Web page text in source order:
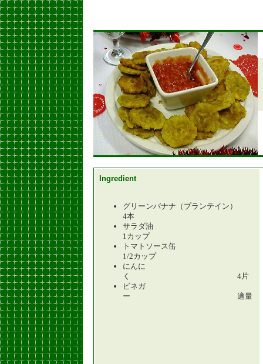
Ingredient
グリーンバナナ（プランテイン）
4本
サラダ油
1カップ
トマトソース缶
1/2カップ
にんに
く 4片
ビネガ
ー 適量